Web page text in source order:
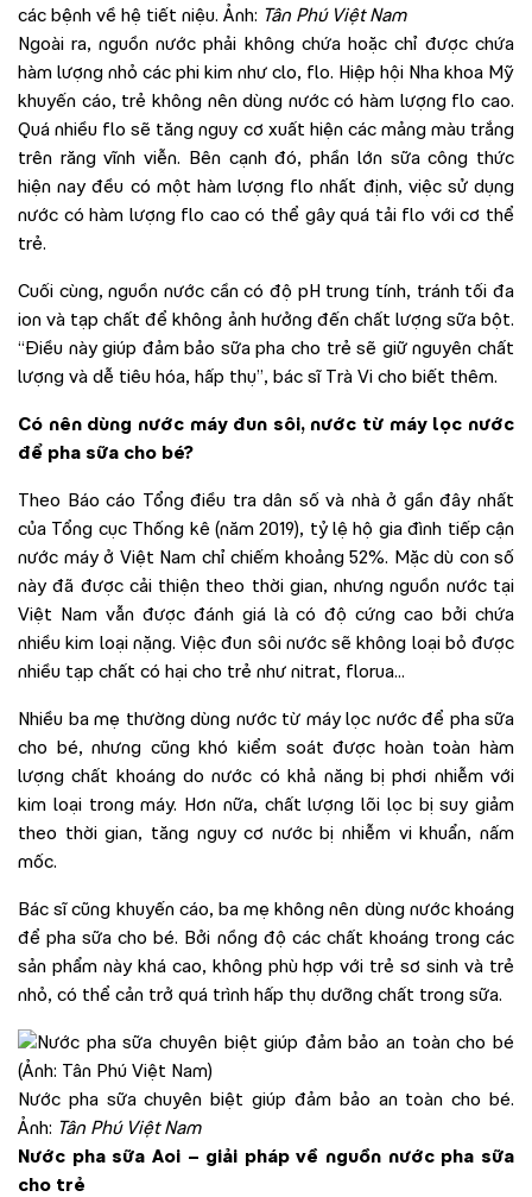
các bệnh về hệ tiết niệu. Ảnh: Tân Phú Việt Nam
Ngoài ra, nguồn nước phải không chứa hoặc chỉ được chứa
hàm lượng nhỏ các phi kim như clo, flo. Hiệp hội Nha khoa Mỹ
khuyến cáo, trẻ không nên dùng nước có hàm lượng flo cao.
Quá nhiều flo sẽ tăng nguy cơ xuất hiện các mảng màu trắng
trên răng vĩnh viễn. Bên cạnh đó, phần lớn sữa công thức
hiện nay đều có một hàm lượng flo nhất định, việc sử dụng
nước có hàm lượng flo cao có thể gây quá tải flo với cơ thể
trẻ.
Cuối cùng, nguồn nước cần có độ pH trung tính, tránh tối đa
ion và tạp chất để không ảnh hưởng đến chất lượng sữa bột.
“Điều này giúp đảm bảo sữa pha cho trẻ sẽ giữ nguyên chất
lượng và dễ tiêu hóa, hấp thụ”, bác sĩ Trà Vi cho biết thêm.
Có nên dùng nước máy đun sôi, nước từ máy lọc nước
để pha sữa cho bé?
Theo Báo cáo Tổng điều tra dân số và nhà ở gần đây nhất
của Tổng cục Thống kê (năm 2019), tỷ lệ hộ gia đình tiếp cận
nước máy ở Việt Nam chỉ chiếm khoảng 52%. Mặc dù con số
này đã được cải thiện theo thời gian, nhưng nguồn nước tại
Việt Nam vẫn được đánh giá là có độ cứng cao bởi chứa
nhiều kim loại nặng. Việc đun sôi nước sẽ không loại bỏ được
nhiều tạp chất có hại cho trẻ như nitrat, florua…
Nhiều ba mẹ thường dùng nước từ máy lọc nước để pha sữa
cho bé, nhưng cũng khó kiểm soát được hoàn toàn hàm
lượng chất khoáng do nước có khả năng bị phơi nhiễm với
kim loại trong máy. Hơn nữa, chất lượng lõi lọc bị suy giảm
theo thời gian, tăng nguy cơ nước bị nhiễm vi khuẩn, nấm
mốc.
Bác sĩ cũng khuyến cáo, ba mẹ không nên dùng nước khoáng
để pha sữa cho bé. Bởi nồng độ các chất khoáng trong các
sản phẩm này khá cao, không phù hợp với trẻ sơ sinh và trẻ
nhỏ, có thể cản trở quá trình hấp thụ dưỡng chất trong sữa.
Nước pha sữa chuyên biệt giúp đảm bảo an toàn cho bé.
Ảnh: Tân Phú Việt Nam
Nước pha sữa Aoi – giải pháp về nguồn nước pha sữa
cho trẻ